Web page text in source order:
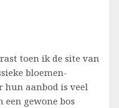
toen ik de site van
bloemen-
hun aanbod is veel
een gewone bos